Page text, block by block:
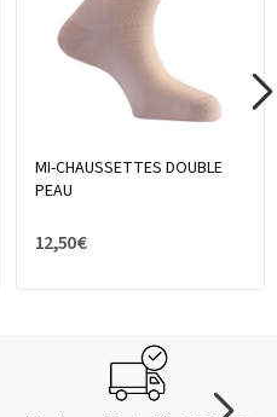
MI-CHAUSSETTES DOUBLE
PEAU
12,50 €